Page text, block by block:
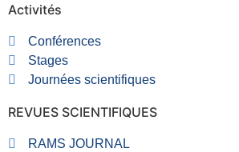
Activités
Conférences
Stages
Journées scientifiques
REVUES SCIENTIFIQUES
RAMS JOURNAL